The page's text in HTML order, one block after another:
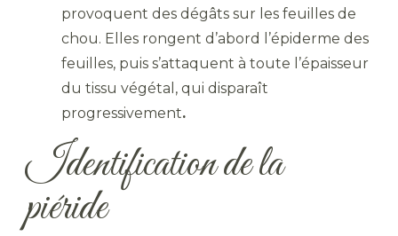
provoquent des dégâts sur les feuilles de
chou. Elles rongent d’abord l’épiderme des
feuilles, puis s’attaquent à toute l’épaisseur
du tissu végétal, qui disparaît
progressivement.
Identification de la
piéride